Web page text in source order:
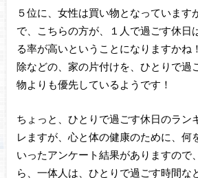
５位に、女性は買い物となっています
で、こちらの方が、１人で過ごす休日
る率が高いということになりますかね
除などの、家の片付けを、ひとりで過
物よりも優先しているようです！
ちょっと、ひとりで過ごす休日のラン
レますが、心と体の健康のために、何
いったアンケート結果がありますので
ら、一体人は、ひとりで過ごす時間な